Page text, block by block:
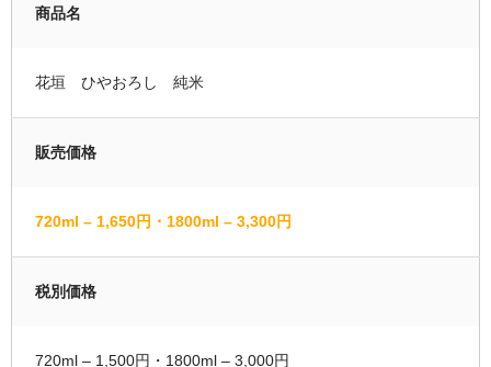
会員登録
商品名
花垣 ひやおろし 純米
販売価格
720ml – 1,650円・1800ml – 3,300円
税別価格
720ml – 1,500円・1800ml – 3,000円